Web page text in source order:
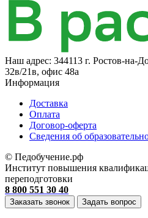
Наш адрес: 344113 г. Ростов-на-
32в/21в, офис 48а
Информация
Доставка
Оплата
Договор-оферта
Cведения об
© Педобучение.рф
Институт повышения
переподготовки
8 800 551 30 40
Заказать звонок Задать вопрос